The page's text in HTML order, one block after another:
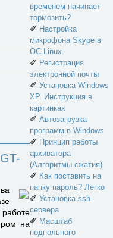
на
временем начинает
тормозить?
✐ Настройка
микрофона Skype в
ОС Linux.
✐ Регистрация
электронной почты
✐ Установка Windows
XP. Инструкция в
картинках
✐ Автозагрузка
программ в Windows
✐ Принцип работы
архиватора
(Алгоритмы сжатия)
✐ Как поставить на
папку пароль? Легко
✐ Установка ssh-
сервера
✐ Масштаб
подпольного